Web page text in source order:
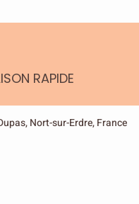
RAPIDE
Nort-sur-Erdre, France